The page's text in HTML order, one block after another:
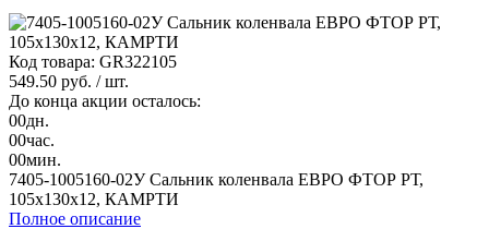
Код товара: GR322105
549.50 руб. / шт.
До конца акции осталось:
00дн.
00час.
00мин.
7405-1005160-02У Сальник коленвала ЕВРО ФТОР РТ,
105х130х12, КАМРТИ
Полное описание